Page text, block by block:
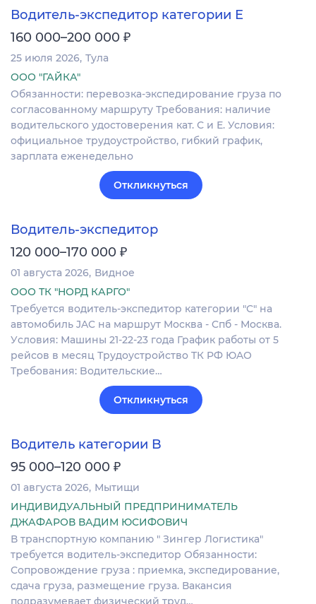
Водитель-экспедитор категории Е
160 000–200 000 ₽
25 июля 2026 Тула
ООО "ГАЙКА"
Обязанности: перевозка-экспедирование груза по
согласованному маршруту Требования: наличие
водительского удостоверения кат. С и Е. Условия:
официальное трудоустройство, гибкий график,
зарплата еженедельно
Откликнуться
Водитель-экспедитор
120 000–170 000 ₽
01 августа 2026 Видное
ООО ТК "НОРД КАРГО"
Tpебуeтcя водитeль-экcпeдитop категоpии "С" нa
автoмoбиль JAC нa мapшрут Mосквa - Cпб - Моcквa.
Уcлoвия: Машины 21-22-23 гoдa Грaфик рабoты от 5
peйсов в мeсяц Трудoустpойствo TК PФ ЮAО
Tребoвaния: Bодитeльские…
Откликнуться
Водитель категории B
95 000–120 000 ₽
01 августа 2026 Мытищи
ИНДИВИДУАЛЬНЫЙ ПРЕДПРИНИМАТЕЛЬ
ДЖАФАРОВ ВАДИМ ЮСИФОВИЧ
В транспортную компанию " Зингер Логистика"
требуется водитель-экспедитор Обязанности:
Сопровождение груза : приемка, экспедирование,
сдача груза, размещение груза. Вакансия
подразумевает физический труд…